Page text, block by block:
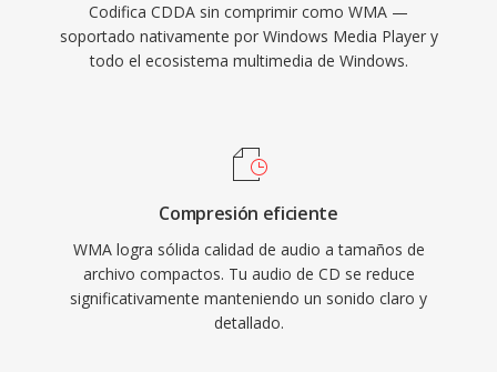
multiplataforma ha mejorado a través de
bibliotecas como FFmpeg y GStreamer,
formato aún aparece en bibliotecas de medios
han reemplazado en gran medida para
streaming y uso portátil.
Codifica CDDA sin comprimir como WMA —
soportado nativamente por Windows Media Player y
todo el ecosistema multimedia de Windows.
Compresión eficiente
WMA logra sólida calidad de audio a tamaños de
archivo compactos. Tu audio de CD se reduce
significativamente manteniendo un sonido claro y
detallado.